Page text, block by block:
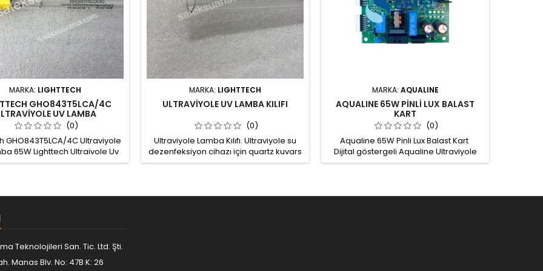
MARKA: LIGHTTECH
GHO843T5LCA/4C
UV LAMBA
(0)
GHO843T5LCA/4C Ultraviyole
65W Lighttech Ultraivole Uv
bulunabiliecek bakteri ve
dezenfeksiyon işlemi suyun
sebep olmaz Lamba gücü:
15mm Boy: 843mm (Pin kısmı
MARKA: LIGHTTECH
ULTRAVİYOLE UV LAMBA KILIFI
(0)
Ultraviyole Lamba Kılıfı. Ultraviyole su
dezenfeksiyon cihazı için quartz kuvars
cam kılıf, ultraviyole lambanın su ile
MARKA: AQUALINE
AQUALINE 65W PİNLİ LUX BALAST
KART
(0)
Aqualine 65W Pinli Lux Balast Kart
Dijital göstergeli Aqualine Ultraviyole
(UV) Cihazı Ultraviolet Sterilizer için
Pinli
Teknolojileri San. Tic. Ltd. Şti.
Manas Blv. No: 47B K: 26